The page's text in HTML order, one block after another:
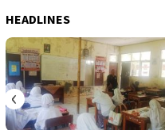
HEADLINES
‹